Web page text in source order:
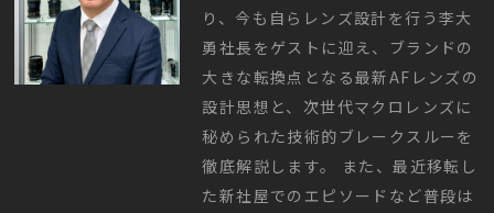
り、今も自らレンズ設計を行う李大
勇社長をゲストに迎え、ブランドの
大きな転換点となる最新AFレンズの
設計思想と、次世代マクロレンズに
秘められた技術的ブレークスルーを
徹底解説します。 また、最近移転し
た新社屋でのエピソードなど普段は